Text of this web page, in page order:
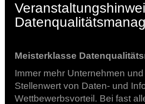
Meisterklasse
Immer mehr Unternehmen
Stellenwert von Daten- und
Wettbewerbsvorteil. Bei fast